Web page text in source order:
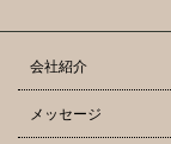
会社紹介
メッセージ